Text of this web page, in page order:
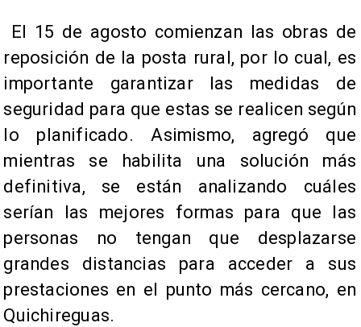
El 15 de agosto comienzan las obras de
reposición de la posta rural, por lo cual, es
importante garantizar las medidas de
seguridad para que estas se realicen según
lo planificado. Asimismo, agregó que
mientras se habilita una solución más
definitiva, se están analizando cuáles
serían las mejores formas para que las
personas no tengan que desplazarse
grandes distancias para acceder a sus
prestaciones en el punto más cercano, en
Quichireguas.